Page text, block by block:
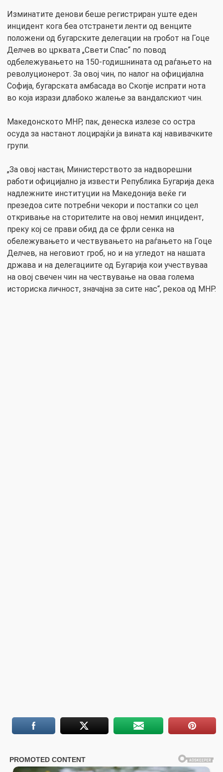
Изминатите денови беше регистриран уште еден
инцидент кога беа отстранети ленти од венците
положени од бугарските делегации на гробот на Гоце
Делчев во црквата „Свети Спас“ по повод
одбележувањето на 150-годишнината од раѓањето на
револуционерот. За овој чин, по налог на официјална
Софија, бугарската амбасада во Скопје испрати нота
во која изрази длабоко жалење за вандалскиот чин.
Македонското МНР, пак, денеска излезе со остра
осуда за настанот лоцирајќи ја вината кај навивачките
групи.
„За овој настан, Министерството за надворешни
работи официјално ја извести Република Бугарија дека
надлежните институции на Македонија веќе ги
презедоа сите потребни чекори и постапки со цел
откривање на сторителите на овој немил инцидент,
преку кој се прави обид да се фрли сенка на
обележувањето и чествувањето на раѓањето на Гоце
Делчев, на неговиот гроб, но и на угледот на нашата
држава и на делегациите од Бугарија кои учествуваа
на овој свечен чин на чествување на оваа голема
историска личност, значајна за сите нас“, рекоа од МНР.